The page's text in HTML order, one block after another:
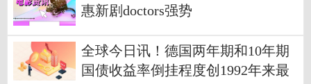
惠新剧doctors强势
全球今日讯！德国两年期和10年期
国债收益率倒挂程度创1992年来最